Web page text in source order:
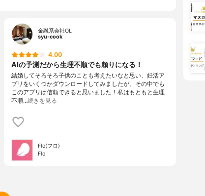
金融系会社OL
syu-cook
4.00
AIの予測だから生理不順でも頼りになる！
結婚してそろそろ子供のことも考えたいなと思い、妊活ア
プリをいくつかダウンロードしてみましたが、その中でも
このアプリは信頼できると思いました！私はもともと生理
不順…続きを見る
Flo(フロ)
Flo